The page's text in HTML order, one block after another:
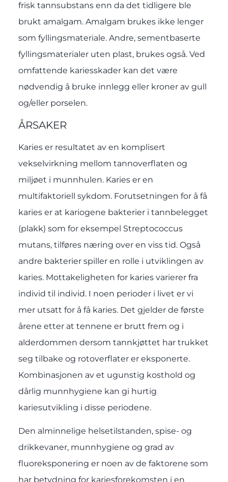
frisk tannsubstans enn da det tidligere ble
brukt amalgam. Amalgam brukes ikke lenger
som fyllingsmateriale. Andre, sementbaserte
fyllingsmaterialer uten plast, brukes også. Ved
omfattende kariesskader kan det være
nødvendig å bruke innlegg eller kroner av gull
og/eller porselen.
ÅRSAKER
Karies er resultatet av en komplisert
vekselvirkning mellom tannoverflaten og
miljøet i munnhulen. Karies er en
multifaktoriell sykdom. Forutsetningen for å få
karies er at kariogene bakterier i tannbelegget
(plakk) som for eksempel Streptococcus
mutans, tilføres næring over en viss tid. Også
andre bakterier spiller en rolle i utviklingen av
karies. Mottakeligheten for karies varierer fra
individ til individ. I noen perioder i livet er vi
mer utsatt for å få karies. Det gjelder de første
årene etter at tennene er brutt frem og i
alderdommen dersom tannkjøttet har trukket
seg tilbake og rotoverflater er eksponerte.
Kombinasjonen av et ugunstig kosthold og
dårlig munnhygiene kan gi hurtig
kariesutvikling i disse periodene.
Den alminnelige helsetilstanden, spise- og
drikkevaner, munnhygiene og grad av
fluoreksponering er noen av de faktorene som
har betydning for kariesforekomsten i en